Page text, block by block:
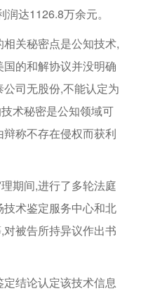
达1126.8万余元。
关秘密点是公知技术,
的和解协议并没明确
司无股份,不能认定为
术秘密是公知领域可
称不存在侵权而获利
期间,进行了多轮法庭
术鉴定服务中心和北
被告所持异议作出书
结论认定该技术信息